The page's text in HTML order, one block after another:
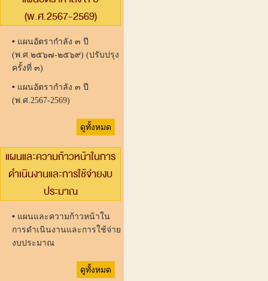
(พ.ศ.2567-2569)
• แผนอัตรากำลัง ๓ ปี
(พ.ศ.๒๕๖๗-๒๕๖๙) (ปรับปรุง
ครั้งที่ ๓)
• แผนอัตรากำลัง ๓ ปี
(พ.ศ.2567-2569)
ดูทั้งหมด
แผนและความก้าวหน้าในการ
ดำเนินงานและการใช้จ่ายงบ
ประมาณ
• แผนและความก้าวหน้าใน
การดำเนินงานและการใช้จ่าย
งบประมาณ
ดูทั้งหมด